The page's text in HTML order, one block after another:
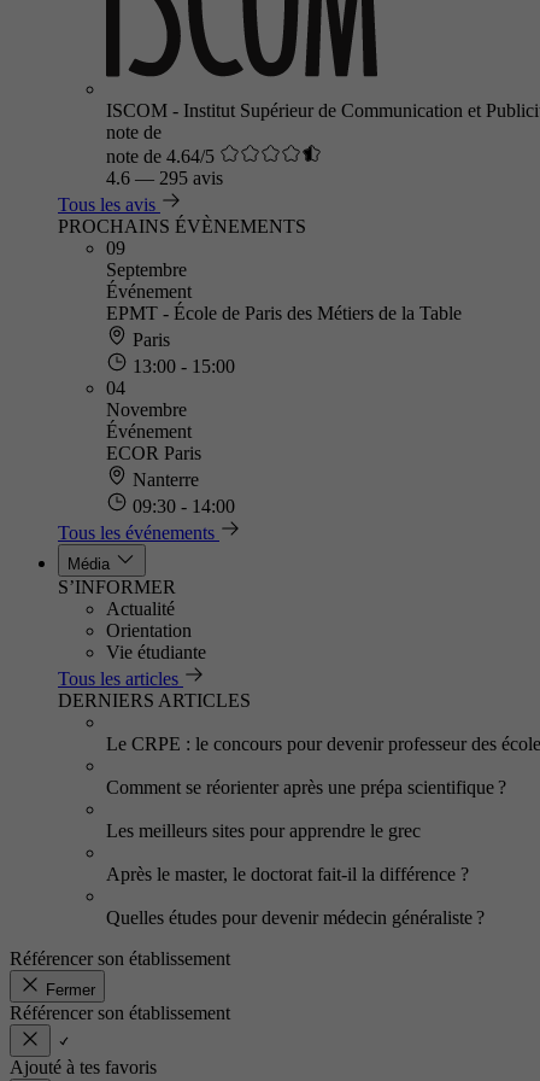
ISCOM - Institut Supérieur de Communication et
note de
note de 4.64/5
4.6 — 295 avis
Tous les avis
PROCHAINS ÉVÈNEMENTS
09
Septembre
Événement
EPMT - École de Paris des Métiers de la Table
Paris
13:00 - 15:00
04
Novembre
Événement
ECOR Paris
Nanterre
09:30 - 14:00
Tous les événements
Média
S’INFORMER
Actualité
Orientation
Vie étudiante
Tous les articles
DERNIERS ARTICLES
Le CRPE : le concours pour devenir professeur des
Comment se réorienter après une prépa scientifique ?
Les meilleurs sites pour apprendre le grec
Après le master, le doctorat fait-il la différence ?
Quelles études pour devenir médecin généraliste ?
Référencer son établissement
Fermer
Référencer son établissement
Ajouté à tes favoris